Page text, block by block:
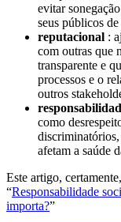
evitar
seus públicos de
reputacional :
com outras que
transparente e
processos e o
outros
como
discriminatórios,
afetam a saúde
Este artigo,
“Responsabilidade
importa?”